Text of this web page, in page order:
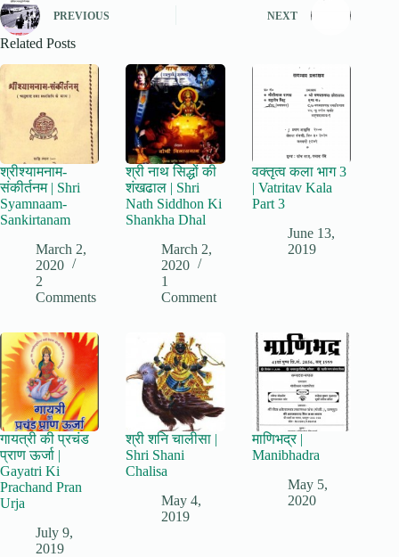
PREVIOUS NEXT
Related Posts
श्रीश्यामनाम-
संकीर्तनम | Shri
Syamnaam-
Sankirtanam
March 2,
2020
2
Comments
श्री नाथ सिद्धों की
शंखढाल | Shri
Nath Siddhon Ki
Shankha Dhal
March 2,
2020
1
Comment
वक्तृत्व कला भाग 3
| Vatritav Kala
Part 3
June 13,
2019
गायत्री की प्रचंड
प्राण ऊर्जा |
Gayatri Ki
Prachand Pran
Urja
July 9,
2019
श्री शनि चालीसा |
Shri Shani
Chalisa
May 4,
2019
माणिभद्र |
Manibhadra
May 5,
2020